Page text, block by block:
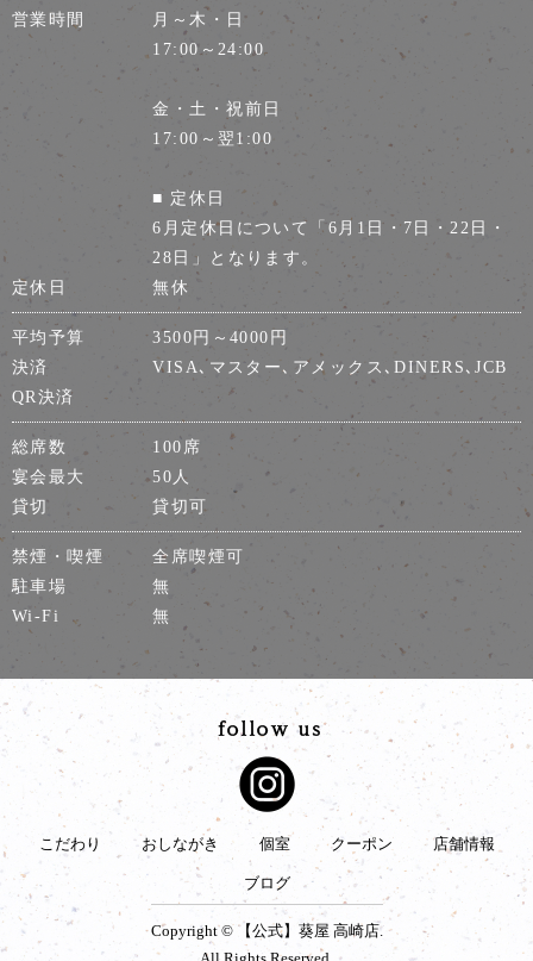
営業時間
月～木・日
17:00～24:00
金・土・祝前日
17:00～翌1:00
■ 定休日
6月定休日について「6月1日・7日・22日・
28日」となります。
定休日
無休
平均予算
3500円～4000円
決済
VISA､マスター､アメックス､DINERS､JCB
QR決済
総席数
100席
宴会最大
50人
貸切
貸切可
禁煙・喫煙
全席喫煙可
駐車場
無
Wi-Fi
無
こだわり おしながき 個室 クーポン 店舗情報
ブログ
Copyright © 【公式】葵屋 高崎店.